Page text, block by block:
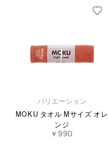
バリエーション
MOKU タオル Mサイズ オレ
ンジ
￥990